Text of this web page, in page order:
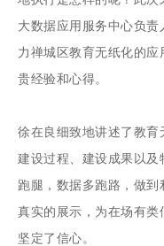
大数据应用服务中心负
力禅城区教育无纸化的
贵经验和心得。
徐在良细致地讲述了教
建设过程、建设成果以
跑腿，数据多跑路，做到
真实的展示，为在场有类
坚定了信心。